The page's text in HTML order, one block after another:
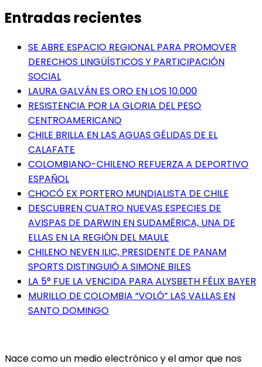
Entradas recientes
SE ABRE ESPACIO REGIONAL PARA PROMOVER
DERECHOS LINGÜÍSTICOS Y PARTICIPACIÓN
SOCIAL
LAURA GALVÁN ES ORO EN LOS 10.000
RESISTENCIA POR LA GLORIA DEL PESO
CENTROAMERICANO
CHILE BRILLA EN LAS AGUAS GÉLIDAS DE EL
CALAFATE
COLOMBIANO-CHILENO REFUERZA A DEPORTIVO
ESPAÑOL
CHOCÓ EX PORTERO MUNDIALISTA DE CHILE
DESCUBREN CUATRO NUEVAS ESPECIES DE
AVISPAS DE DARWIN EN SUDAMÉRICA, UNA DE
ELLAS EN LA REGIÓN DEL MAULE
CHILENO NEVEN ILIC, PRESIDENTE DE PANAM
SPORTS DISTINGUIÓ A SIMONE BILES
LA 5° FUE LA VENCIDA PARA ALYSBETH FÉLIX BAYER
MURILLO DE COLOMBIA “VOLÓ” LAS VALLAS EN
SANTO DOMINGO
Nace como un medio electrónico y el amor que nos